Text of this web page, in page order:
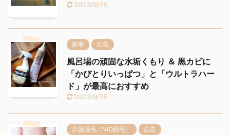
2023/9/25
家事 広告
風呂場の頑固な水垢くもり ＆ 黒カビに
「かびとりいっぱつ」と「ウルトラハー
ド」が最高におすすめ
2023/9/25
介護脱毛（VIO脱毛） 広告